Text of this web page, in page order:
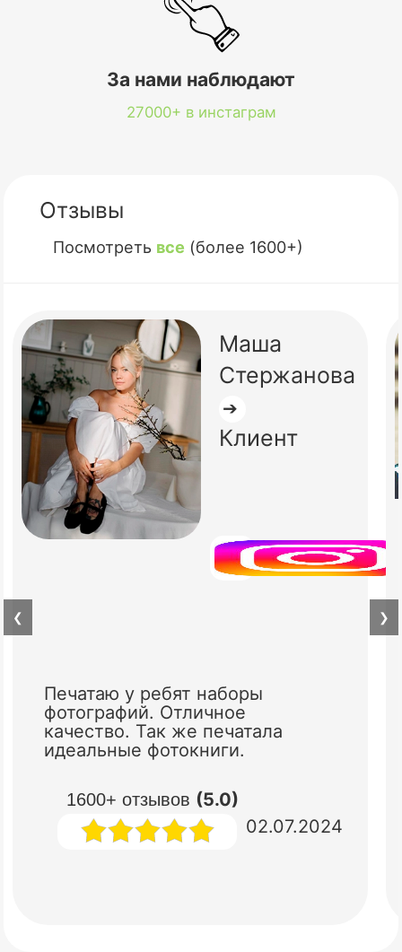
За нами наблюдают
27000+ в инстаграм
Отзывы
Посмотреть все (более 1600+)
Маша
Стержанова
➔
Клиент
1600+ отзывов (5.0)
Печатаю у ребят наборы
фотографий. Отличное
качество. Так же печатала
идеальные фотокниги.
02.07.2024
❮ ❯